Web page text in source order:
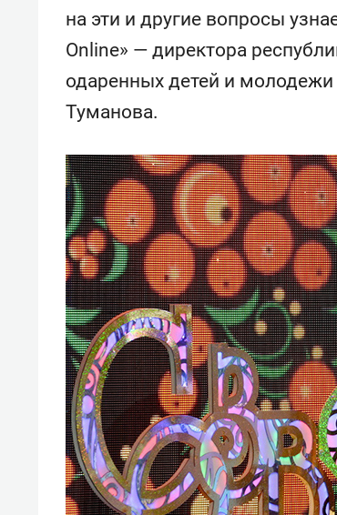
на эти и другие вопросы
Online» — директора
одаренных детей и
Туманова.
Рекомендуем
Оставить шум за волной: как
строят тишину в казанском